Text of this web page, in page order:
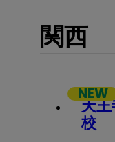
関西
NEW
天王
校